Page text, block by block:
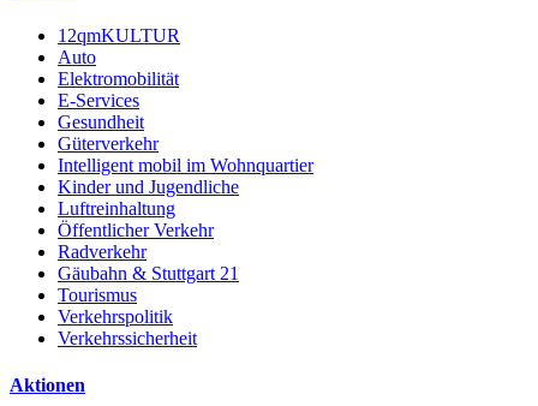
12qmKULTUR
Auto
Elektromobilität
E-Services
Gesundheit
Güterverkehr
Intelligent mobil im Wohnquartier
Kinder und Jugendliche
Luftreinhaltung
Öffentlicher Verkehr
Radverkehr
Gäubahn & Stuttgart 21
Tourismus
Verkehrspolitik
Verkehrssicherheit
Aktionen